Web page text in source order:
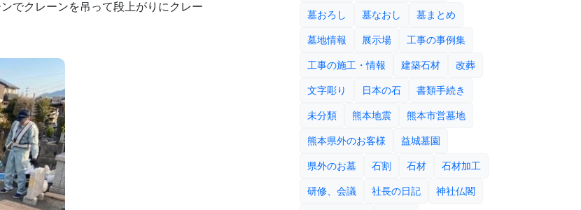
でクレーンを吊って段上がりにクレー
墓おろし 墓なおし 墓まとめ
墓地情報 展示場 工事の事例集
工事の施工・情報 建築石材 改葬
文字彫り 日本の石 書類手続き
未分類 熊本地震 熊本市営墓地
熊本県外のお客様 益城墓園
県外のお墓 石割 石材 石材加工
研修、会議 社長の日記 神社仏閣